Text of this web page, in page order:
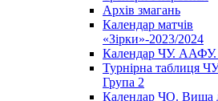
Архів змагань
Календар матчів
«Зірки»-2023/2024
Календар ЧУ. ААФУ.
Турнірна таблиця
Група 2
Календар ЧО. Вища